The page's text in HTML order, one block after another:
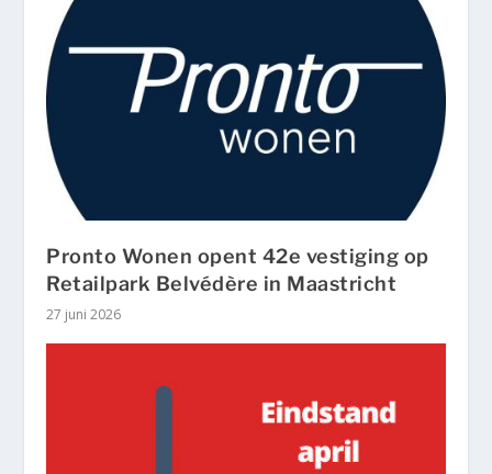
Pronto Wonen opent 42e vestiging op
Retailpark Belvédère in Maastricht
27 juni 2026